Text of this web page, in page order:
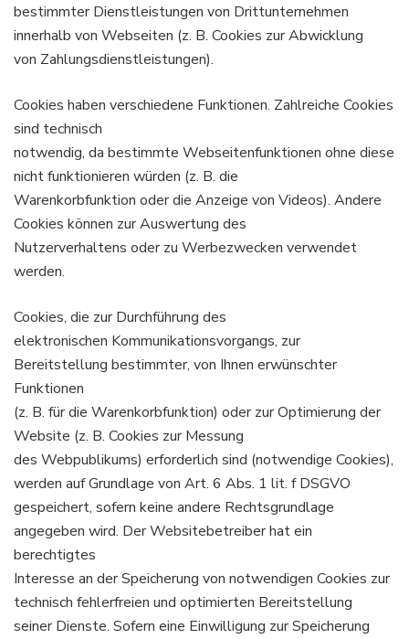
bestimmter Dienstleistungen von Drittunternehmen
innerhalb von Webseiten (z. B. Cookies zur Abwicklung
von Zahlungsdienstleistungen).
Cookies haben verschiedene Funktionen. Zahlreiche Cookies
sind technisch
notwendig, da bestimmte Webseitenfunktionen ohne diese
nicht funktionieren würden (z. B. die
Warenkorbfunktion oder die Anzeige von Videos). Andere
Cookies können zur Auswertung des
Nutzerverhaltens oder zu Werbezwecken verwendet
werden.
Cookies, die zur Durchführung des
elektronischen Kommunikationsvorgangs, zur
Bereitstellung bestimmter, von Ihnen erwünschter
Funktionen
(z. B. für die Warenkorbfunktion) oder zur Optimierung der
Website (z. B. Cookies zur Messung
des Webpublikums) erforderlich sind (notwendige Cookies),
werden auf Grundlage von Art. 6 Abs. 1 lit. f DSGVO
gespeichert, sofern keine andere Rechtsgrundlage
angegeben wird. Der Websitebetreiber hat ein
berechtigtes
Interesse an der Speicherung von notwendigen Cookies zur
technisch fehlerfreien und optimierten Bereitstellung
seiner Dienste. Sofern eine Einwilligung zur Speicherung